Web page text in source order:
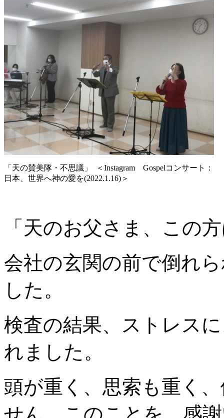
「天の賛美隊・不思議」 ＜Instagram Gospelコンサート：
日本、世界へ神の愛を(2022.1.16)＞
「天のお父さま、この
会社の玄関の前で倒れ
した。
検査の結果、ストレス
れました。
頭が重く、思索も重く